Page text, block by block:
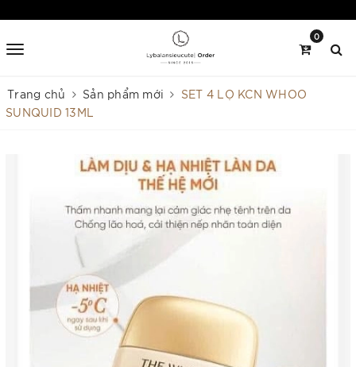
0
Trang chủ Sản phẩm mới
SET 4 LỌ KCN WHOO
SUNQUID 13ML